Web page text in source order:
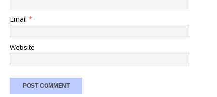
Email *
Website